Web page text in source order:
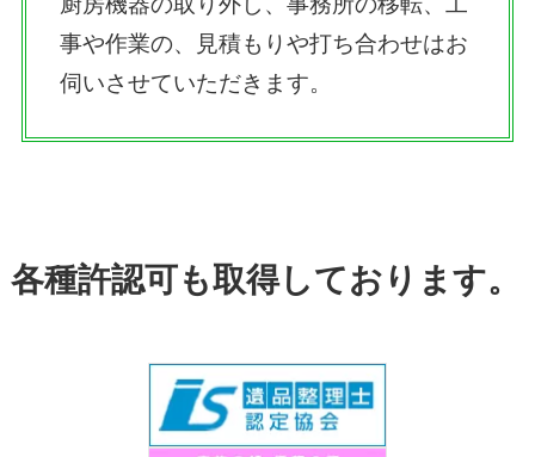
事や作業の、見積もりや打ち合わせはお
伺いさせていただきます。
各種許認可も取得しております。